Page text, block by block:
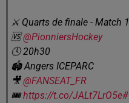
⚔️ Quarts de finale - Match 1
🆚@PionniersHockey
🕓 20h30
🏟 Angers ICEPARC
🎥@FANSEAT_FR
🎟️https://t.co/JALt7LrO5e